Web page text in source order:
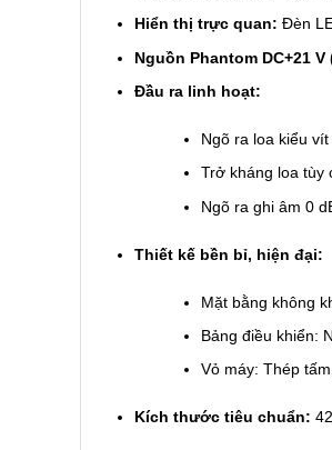
Hiển thị trực quan: Đèn
Nguồn Phantom DC+21 V
Đầu ra linh hoạt:
Ngõ ra loa kiểu
Trở kháng loa tùy
Ngõ ra ghi âm 0
Thiết kế bền bỉ, hiện đại:
Mặt bằng không
Bảng điều khiển:
Vỏ máy: Thép
Kích thước tiêu chuẩn: